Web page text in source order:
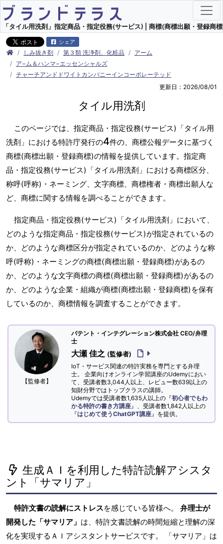
「タイル用洗剤」指定商品・指定役務(サービス) | 商標(商標出願・登録商
シェア
しみ抜き剤 第３類 洗浄剤、化粧品
アーム
ア−ム＆ハンマ−エッセンシャルズ
チャーチアンドドワイトカンパニーインコーポレーテッド
更新日：2026/08/01
タイル用洗剤
このページでは、指定商品・指定役務(サービス)「タイル用
洗剤」における特許庁発行の4件の、商標公報データに基づく
商標(商標出願・登録商標)の情報を提供しています。指定商
品・指定役務(サービス)「タイル用洗剤」における商標区分、
称呼(呼称)・ネーミング、文字商標、商標権者・商標出願人な
ど、商標に関する情報を調べることができます。
指定商品・指定役務(サービス)「タイル用洗剤」において、
どのような指定商品・指定役務(サービス)が指定されているの
か、どのような商標区分が指定されているのか、どのような称
呼(呼称)・ネーミングの商標(商標出願・登録商標)があるの
か、どのような文字商標の商標(商標出願・登録商標)があるの
か、どのような企業・組織が商標(商標出願・登録商標)を保有
しているのか、商標情報を調査することができます。
【監修者】
パテント・インテグレーション株式会社 CEO/弁理
士
大瀬 佳之 (監修者)
IoT・サービス関連の特許実務を専門とする弁理
士。 企業向けオンライン学習講座のUdemyにおい
て、受講者数3,044人以上、レビュー数639以上の
知財分野ではトップクラスの講師。
Udemyでは受講者数1,635人以上の『初心者でもわ
かる特許の書き方講座 』、受講者数1,842人以上の
『はじめて使うChatGPT講座 』を提供。
生成ＡＩを利用した特許読解アシスタ
ント「サマリア」
特許文書の読解にストレスを感じている皆様へ。 弁理士が
開発した「サマリア」 は、特許文書読解の時間短縮と理解の深
化を実現するＡＩアシスタントサービスです。 「サマリア」は